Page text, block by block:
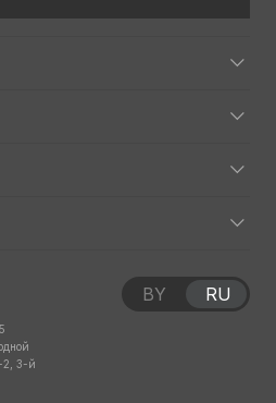
2, 3-й
BY RU